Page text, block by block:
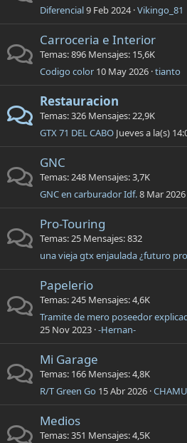
Diferencial9 Feb 2024 Vikingo_81
Carroceria e Interior
Temas 896 Mensajes 15,6K
Codigo color 10 May 2026 tianto
Restauracion
Temas 326 Mensajes 22,9K
GTX 71 DEL CABO Jueves a la(s)
GNC
Temas 248 Mensajes 3,7K
GNC en carburador Idf.8 Mar 2026
Pro-Touring
Temas 25 Mensajes 832
una vieja gtx enjaulada ¿futuro
Papelerio
Temas 245 Mensajes 4,6K
Tramite de mero poseedor
25 Nov 2023 -Hernan-
Mi Garage
Temas 166 Mensajes 4,8K
R/T Green Go 15 Abr 2026
Medios
Temas 351 Mensajes 4,5K